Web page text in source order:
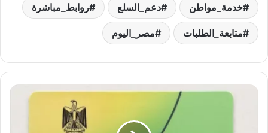
خدمة_مواطن دعم_السلع روابط_مباشرة
متابعة_الطلبات مصر_اليوم
دليل